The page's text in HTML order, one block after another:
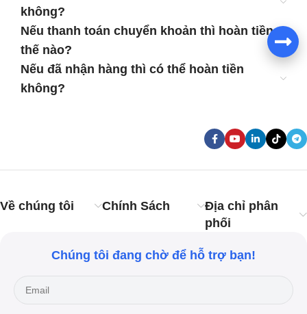
không?
Nếu thanh toán chuyển khoản thì hoàn tiền
thế nào?
Nếu đã nhận hàng thì có thể hoàn tiền
không?
Về chúng tôi Chính Sách
Địa chỉ phân
phối
Chúng tôi đang chờ để hỗ trợ bạn!